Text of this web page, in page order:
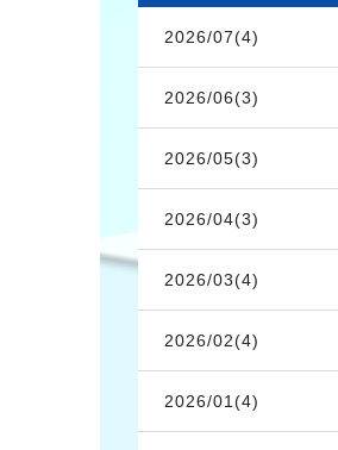
2026/07(4)
2026/06(3)
2026/05(3)
2026/04(3)
2026/03(4)
2026/02(4)
2026/01(4)